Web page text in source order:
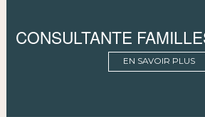
CONSULTANTE
EN SAVOIR PLUS